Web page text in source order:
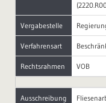
Vergabestelle
Verfahrensart
Rechtsrahmen VOB
Ausschreibung